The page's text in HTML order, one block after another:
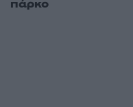
πάρκο